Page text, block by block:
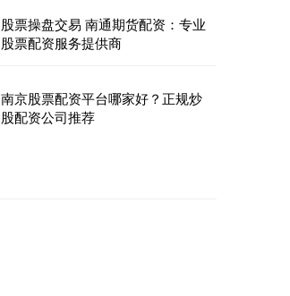
股票操盘交易 南通期货配资：专业
股票配资服务提供商
南京股票配资平台哪家好？正规炒
股配资公司推荐